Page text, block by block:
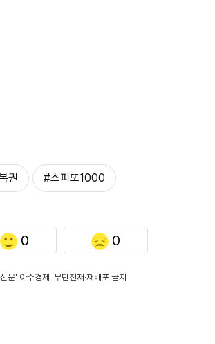
권 #스피또1000
0 0
문' 아주경제. 무단전재·재배포 금지